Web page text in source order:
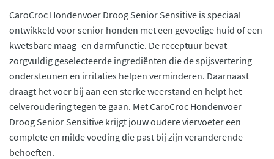
CaroCroc Hondenvoer Droog Senior Sensitive is speciaal
ontwikkeld voor senior honden met een gevoelige huid of een
kwetsbare maag- en darmfunctie. De receptuur bevat
zorgvuldig geselecteerde ingrediënten die de spijsvertering
ondersteunen en irritaties helpen verminderen. Daarnaast
draagt het voer bij aan een sterke weerstand en helpt het
celveroudering tegen te gaan. Met CaroCroc Hondenvoer
Droog Senior Sensitive krijgt jouw oudere viervoeter een
complete en milde voeding die past bij zijn veranderende
behoeften.